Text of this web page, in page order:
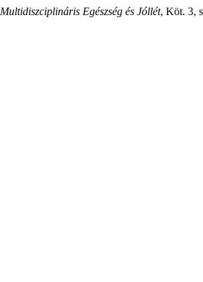
Multidiszciplináris Egészség és Jóllét, Köt. 3,